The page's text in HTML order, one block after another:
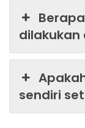
dilakukan
sendiri